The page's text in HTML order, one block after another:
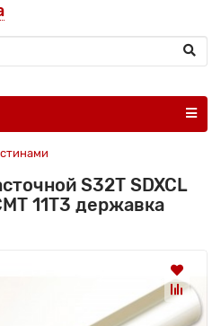
S32T SDXCL
11T3 державка